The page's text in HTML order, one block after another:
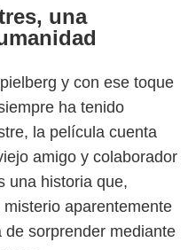
una
y con ese toque
ha tenido
la película cuenta
amigo y colaborador
una historia que,
aparentemente
sorprender mediante